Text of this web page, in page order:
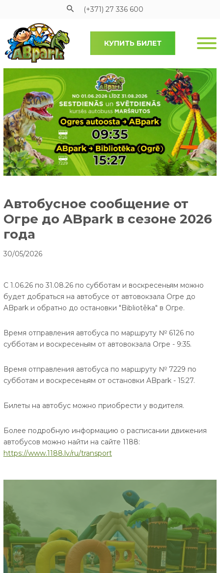
Pāriet uz galveno saturu
(+371) 27 336 600
КУПИТЬ БИЛЕТ
Автобусное сообщение от
Огре до ABpark в сезоне 2026
года
30/05/2026
С 1.06.26 по 31.08.26 по субботам и воскресеньям можно
будет добраться на автобусе от автовокзала Огре до
ABpark и обратно до остановки "Bibliotēka" в Огре.
Время отправления автобуса по маршруту № 6126 по
субботам и воскресеньям от автовокзала Огре - 9:35.
Время отправления автобуса по маршруту № 7229 по
субботам и воскресеньям от остановки ABpark - 15:27.
Билеты на автобус можно приобрести у водителя.
Более подробную информацию о расписании движения
автобусов можно найти на сайте 1188:
https://www.1188.lv/ru/transport